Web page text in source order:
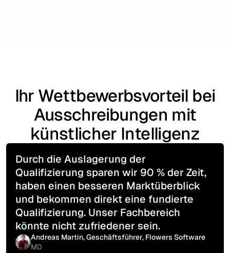
Ihr Wettbewerbsvorteil bei
Ausschreibungen mit
künstlicher Intelligenz
Durch die Auslagerung der
Qualifizierung sparen wir 90 % der Zeit,
haben einen besseren Marktüberblick
und bekommen direkt eine fundierte
Qualifizierung. Unser Fachbereich
könnte nicht zufriedener sein.
Andreas Martin, Geschäftsführer, Flowers Software
MD